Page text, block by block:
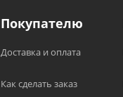
Покупателю
Доставка и оплата
Как сделать заказ